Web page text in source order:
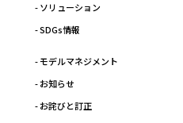
- ソリューション
- SDGs情報
- モデルマネジメント
- お知らせ
- お詫びと訂正